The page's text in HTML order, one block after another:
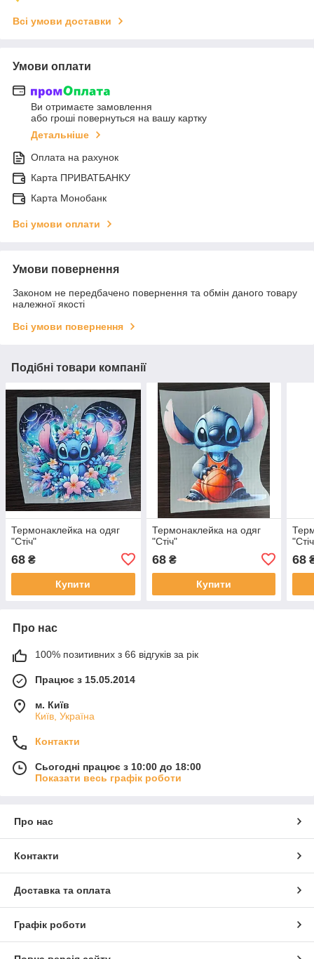
Всі умови доставки
Умови оплати
Ви отримаєте замовлення
або гроші повернуться на вашу картку
Детальніше
Оплата на рахунок
Карта ПРИВАТБАНКУ
Карта Монобанк
Всі умови оплати
Умови повернення
Законом не передбачено повернення та обмін даного товару
належної якості
Всі умови повернення
Подібні товари компанії
Термонаклейка на одяг
"Стіч"
68 ₴
Купити
Термонаклейка на одяг
"Стіч"
68₴
Купити
68
Про нас
100% позитивних з 66 відгуків за рік
Працює з 15.05.2014
м. Київ
Київ, Україна
Контакти
Сьогодні працює з 10:00 до 18:00
Показати весь графік роботи
Про нас
Контакти
Доставка та оплата
Графік роботи